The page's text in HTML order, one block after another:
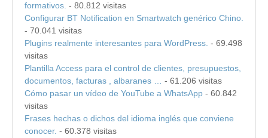
formativos. - 80.812 visitas
Configurar BT Notification en Smartwatch genérico Chino.
- 70.041 visitas
Plugins realmente interesantes para WordPress. - 69.498
visitas
Plantilla Access para el control de clientes, presupuestos,
documentos, facturas , albaranes …
- 61.206 visitas
Cómo pasar un vídeo de YouTube a WhatsApp - 60.842
visitas
Frases hechas o dichos del idioma inglés que conviene
conocer. - 60.378 visitas